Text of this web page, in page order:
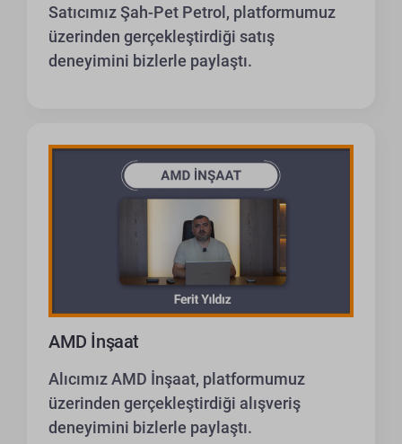
Satıcımız Şah-Pet Petrol, platformumuz
üzerinden gerçekleştirdiği satış
deneyimini bizlerle paylaştı.
AMD İnşaat
Alıcımız AMD İnşaat, platformumuz
üzerinden gerçekleştirdiği alışveriş
deneyimini bizlerle paylaştı.